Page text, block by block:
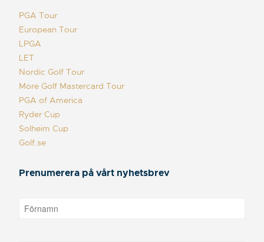
PGA Tour
European Tour
LPGA
LET
Nordic Golf Tour
More Golf Mastercard Tour
PGA of America
Ryder Cup
Solheim Cup
Golf.se
Prenumerera på vårt nyhetsbrev